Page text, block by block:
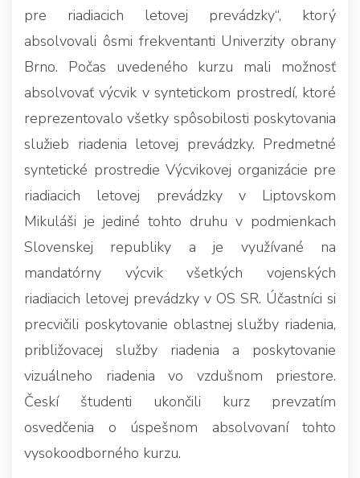
pre riadiacich letovej prevádzky“, ktorý
absolvovali ôsmi frekventanti Univerzity obrany
Brno. Počas uvedeného kurzu mali možnosť
absolvovať výcvik v syntetickom prostredí, ktoré
reprezentovalo všetky spôsobilosti poskytovania
služieb riadenia letovej prevádzky. Predmetné
syntetické prostredie Výcvikovej organizácie pre
riadiacich letovej prevádzky v Liptovskom
Mikuláši je jediné tohto druhu v podmienkach
Slovenskej republiky a je využívané na
mandatórny výcvik všetkých vojenských
riadiacich letovej prevádzky v OS SR. Účastníci si
precvičili poskytovanie oblastnej služby riadenia,
približovacej služby riadenia a poskytovanie
vizuálneho riadenia vo vzdušnom priestore.
Českí študenti ukončili kurz prevzatím
osvedčenia o úspešnom absolvovaní tohto
vysokoodborného kurzu.